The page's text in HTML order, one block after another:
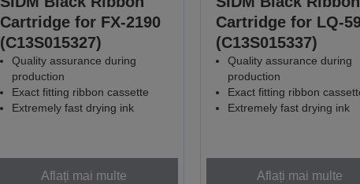
Cartridge for FX-2190
(C13S015327)
Quality assurance during
production
Exact fitting ribbon cassette
Extremely fast drying ink
Aflați mai multe
Cartridge for LQ-
(C13S015337)
Quality assurance during
production
Exact fitting ribbon
Extremely fast drying ink
Aflați mai multe